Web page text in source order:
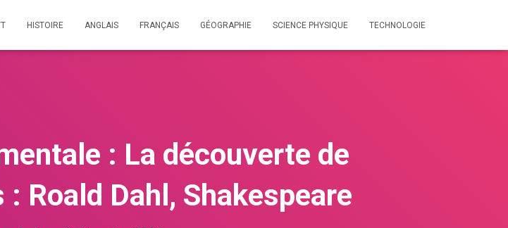
HISTOIRE ANGLAIS FRANÇAIS GÉOGRAPHIE SCIENCE PHYSIQUE TECHNOLOGIE
: La découverte de
Roald Dahl, Shakespeare